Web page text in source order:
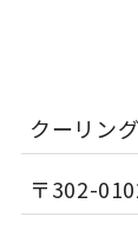
クーリン
〒302-